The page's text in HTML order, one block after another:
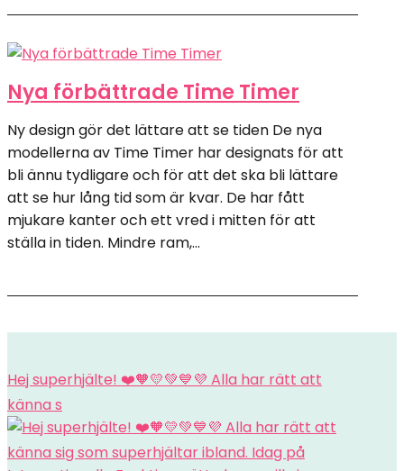
Nya förbättrade Time Timer
Ny design gör det lättare att se tiden De nya
modellerna av Time Timer har designats för att
bli ännu tydligare och för att det ska bli lättare
att se hur lång tid som är kvar. De har fått
mjukare kanter och ett vred i mitten för att
ställa in tiden. Mindre ram,...
Hej superhjälte! ❤️🧡💛💚💙💜 Alla har rätt att
känna s